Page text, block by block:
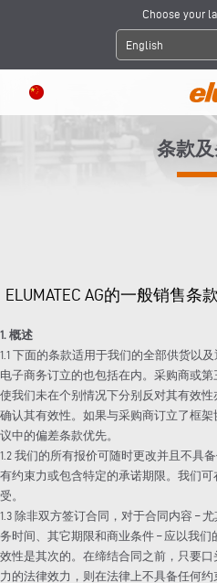
Choose your
English
条款
ELUMATEC AG的一般销售条
1. 概述
1.1 下面的条款适用于我们的全部供货以
电子商务订立的也包括在内。采购商或
使我们未在个别情况下分别反对其有效
确认其有效性。如果与采购商订立了框
议中的偏差条款优先。
1.2 我们的所有报价可随时更改并且不具
有约束力或包含特定的承诺期限。我们
受。
1.3 除非双方签订合同，对于合同内容 –
务时间、其它期限和商业条件 – 应以我
效性是其次的。在缔结合同之前，只要
力的法律效力，则在法律上不具备任何